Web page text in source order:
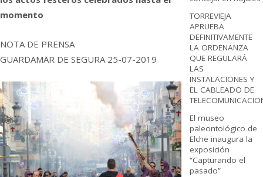
momento
NOTA DE PRENSA
GUARDAMAR DE SEGURA 25-07-2019
TORREVIEJA
APRUEBA
DEFINITIVAMENTE
LA ORDENANZA
QUE REGULARÁ
LAS
INSTALACIONES Y
EL CABLEADO DE
El museo
paleontológico de
Elche inaugura la
exposición
“Capturando el
pasado”